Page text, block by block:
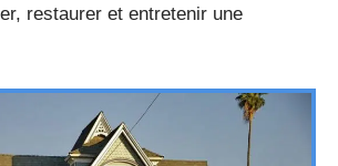
restaurer et entretenir une